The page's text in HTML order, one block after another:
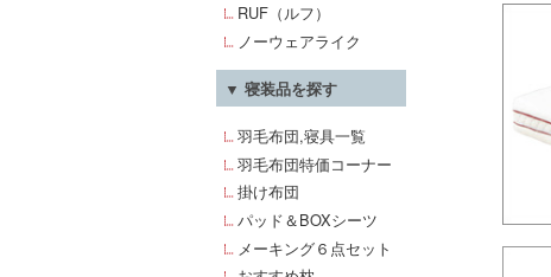
RUF（ルフ）
ノーウェアライク
▼ 寝装品を探す
羽毛布団,寝具一覧
羽毛布団特価コーナー
掛け布団
パッド＆BOXシーツ
メーキング６点セット